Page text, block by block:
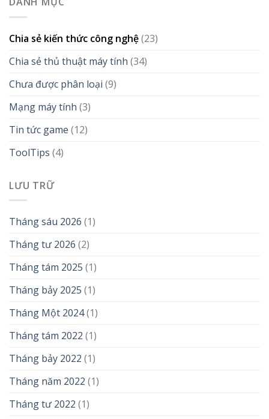
Chia sẻ kiến thức công nghệ(23)
Chia sẻ thủ thuật máy tính (34)
Chưa được phân loại (9)
Mạng máy tính (3)
Tin tức game (12)
ToolTips (4)
LƯU TRỮ
Tháng sáu 2026 (1)
Tháng tư 2026 (2)
Tháng tám 2025 (1)
Tháng bảy 2025 (1)
Tháng Một 2024(1)
Tháng tám 2022 (1)
Tháng bảy 2022 (1)
Tháng năm 2022 (1)
Tháng tư 2022 (1)